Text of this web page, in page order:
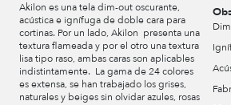
Akilon es una tela dim-out oscurante,
acústica e ignífuga de doble cara para
cortinas. Por un lado, Akilon presenta una
textura flameada y por el otro una textura
lisa tipo raso, ambas caras son aplicables
indistintamente. La gama de 24 colores
es extensa, se han trabajado los grises,
naturales y beiges sin olvidar azules, rosas